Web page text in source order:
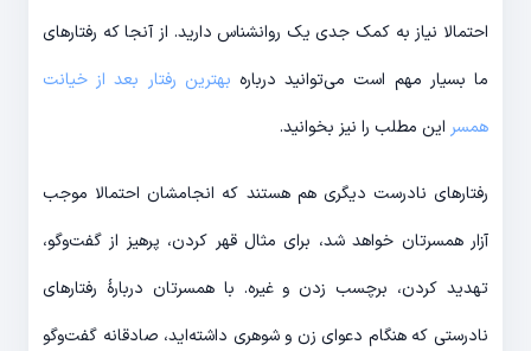
احتمالا نیاز به کمک جدی یک روانشناس دارید. از آنجا که رفتارهای
ما بسیار مهم است می‌توانید درباره بهترین رفتار بعد از خیانت
همسر این مطلب را نیز بخوانید.
رفتارهای نادرست دیگری هم هستند که انجامشان احتمالا موجب
آزار همسرتان خواهد شد، برای مثال قهر کردن، پرهیز از گفت‌وگو،
تهدید کردن، برچسب زدن و غیره. با همسرتان دربارۀ رفتارهای
نادرستی که هنگام دعوای زن و شوهری داشته‌اید، صادقانه گفت‌وگو